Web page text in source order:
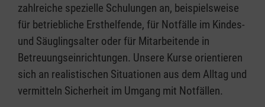
zahlreiche spezielle Schulungen an, beispielsweise
für betriebliche Ersthelfende, für Notfälle im Kindes-
und Säuglingsalter oder für Mitarbeitende in
Betreuungseinrichtungen. Unsere Kurse orientieren
sich an realistischen Situationen aus dem Alltag und
vermitteln Sicherheit im Umgang mit Notfällen.